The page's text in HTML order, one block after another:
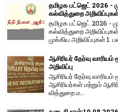
தமிழக பட்ஜெட் 2026 -
கல்வித்துறை
தமிழக பட்ஜெட் 2026 -
கல்வித்துறை
முக்கிய அறிவிப்புகள் 1.
ஆசிரியர் தேர்வு
அறிவிப்பு
ஆசிரியர் தேர்வு
ஆசிரியர்​கள் மற்​றும்
வித்​துறை ம...